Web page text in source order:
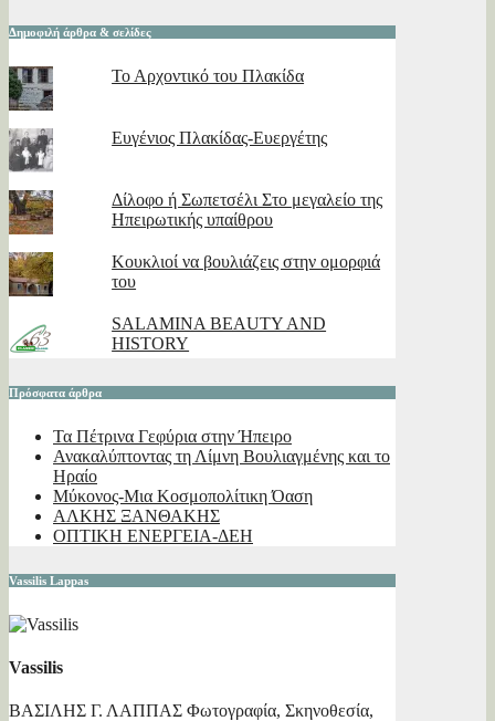
Δημοφιλή άρθρα & σελίδες
Το Αρχοντικό του Πλακίδα
Ευγένιος Πλακίδας-Ευεργέτης
Δίλοφο ή Σωπετσέλι Στο μεγαλείο της
Ηπειρωτικής υπαίθρου
Κουκλιοί να βουλιάζεις στην ομορφιά
του
SALAMINA BEAUTY AND
HISTORY
Πρόσφατα άρθρα
Τα Πέτρινα Γεφύρια στην Ήπειρο
Ανακαλύπτοντας τη Λίμνη Βουλιαγμένης και το
Ηραίο
Μύκονος-Μια Κοσμοπολίτικη Όαση
ΑΛΚΗΣ ΞΑΝΘΑΚΗΣ
ΟΠΤΙΚΗ ΕΝΕΡΓΕΙΑ-ΔΕΗ
Vassilis Lappas
Vassilis
ΒΑΣΙΛΗΣ Γ. ΛΑΠΠΑΣ Φωτογραφία, Σκηνοθεσία,